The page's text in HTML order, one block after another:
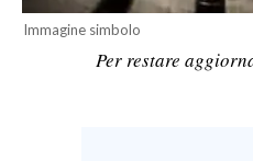
LAVORO
Immagine simbolo
Per restare